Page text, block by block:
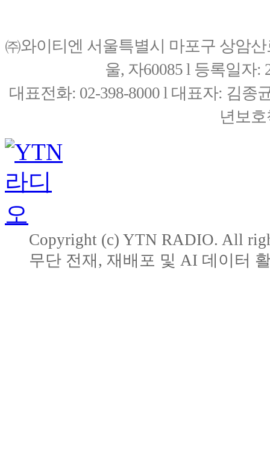
㈜와이티엔 서울특별시 마포구 상암
울, 자60085 l 등록일자:
대표전화: 02-398-8000 l 대표자: 김종
년보
Copyright (c) YTN RADIO. All
무단 전재, 재배포 및 AI 데이터